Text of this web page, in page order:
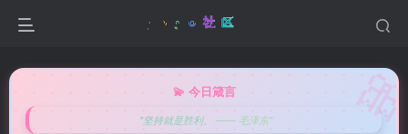
💫 今日箴言
"坚持就是胜利。 —— 毛泽东"